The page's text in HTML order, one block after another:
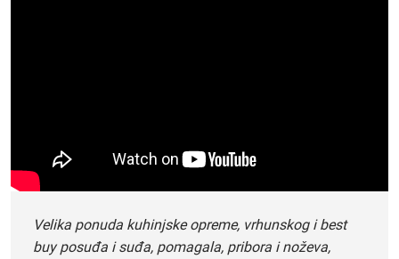
Velika ponuda kuhinjske opreme, vrhunskog i best
buy posuđa i suđa, pomagala, pribora i noževa,